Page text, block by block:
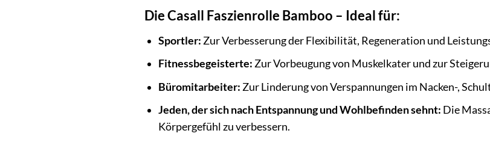
Die Casall Faszienrolle Bamboo – Ideal für:
Sportler: Zur Verbesserung der Flexibilität, Regeneration und
Fitnessbegeisterte: Zur Vorbeugung von Muskelkater und zur
Büromitarbeiter: Zur Linderung von Verspannungen im Nacken-,
Jeden, der sich nach Entspannung und Wohlbefinden sehnt: Die
Körpergefühl zu verbessern.